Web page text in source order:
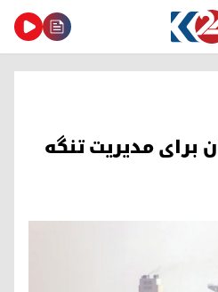
برای مدیریت تنگه